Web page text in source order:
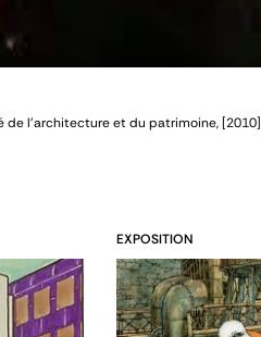
de l'architecture et du patrimoine, [2010]
EXPOSITION